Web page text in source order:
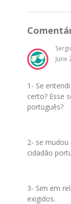
June
1- Se
certo? Esse
português?
2- se
cidadão
3- Sim em
exigidos.